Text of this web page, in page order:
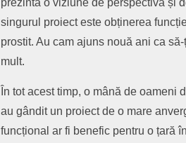
prezintă o viziune de perspectivă și
singurul proiect este obținerea
prostit. Au cam ajuns nouă ani ca
mult.
În tot acest timp, o mână de oameni
au gândit un proiect de o mare
funcțional ar fi benefic pentru o țară